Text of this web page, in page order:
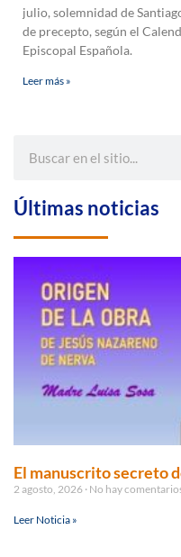
julio, solemnidad de
de precepto, según el
Episcopal Española.
Leer más »
Últimas noticias
El manuscrito secreto
2 agosto, 2026 No hay
Leer Noticia »